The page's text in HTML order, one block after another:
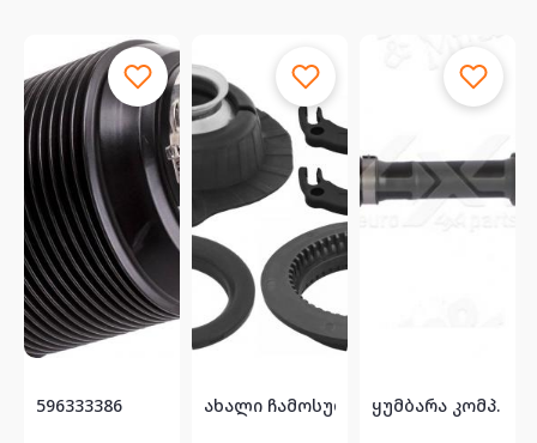
მარჯვენა-მარცხენა წინა სუპორტი TOYOTA GX470... ძრავის ორიგინალი ცეპი . PRADO - CAMRY 596...
596333386 ახალი ჩამოსულია ამერიკიდან. წინა